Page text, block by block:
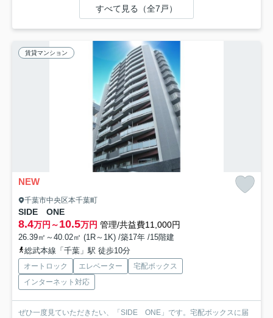
すべて見る（全7戸）
賃貸マンション
NEW
千葉市中央区本千葉町
SIDE ONE
8.4万円～10.5万円 管理/共益費11,000円
26.39㎡～40.02㎡ (1R～1K) /築17年 /15階建
総武本線「千葉」駅 徒歩10分
オートロック エレベーター
宅配ボックス
インターネット対応
ぜひ一度見ていただきたい、「SIDE ONE」です。宅配ボックスに届